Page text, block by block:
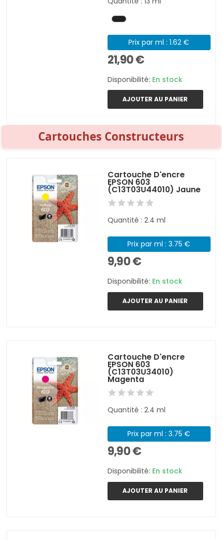
Prix par ml : 1.62 €
21,90 €
Disponibilité: En stock
AJOUTER AU PANIER
Cartouches Constructeurs
Cartouche D'encre
EPSON 603
(C13T03U44010) Jaune
Quantité : 2.4 ml
Prix par ml : 3.75 €
9,90 €
Disponibilité: En stock
AJOUTER AU PANIER
Cartouche D'encre
EPSON 603
(C13T03U34010)
Magenta
Quantité : 2.4 ml
Prix par ml : 3.75 €
9,90 €
Disponibilité: En stock
AJOUTER AU PANIER